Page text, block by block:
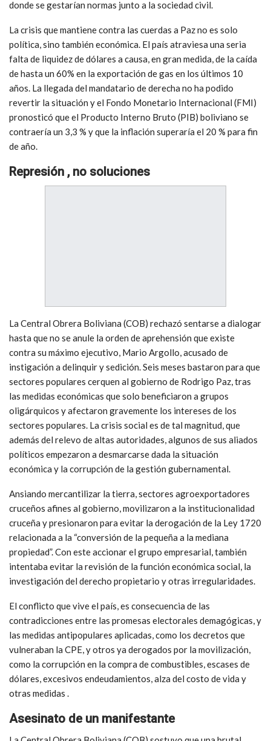
donde se gestarían normas junto a la sociedad civil.
La crisis que mantiene contra las cuerdas a Paz no es solo
política, sino también económica. El país atraviesa una seria
falta de liquidez de dólares a causa, en gran medida, de la caída
de hasta un 60% en la exportación de gas en los últimos 10
años. La llegada del mandatario de derecha no ha podido
revertir la situación y el Fondo Monetario Internacional (FMI)
pronosticó que el Producto Interno Bruto (PIB) boliviano se
contraería un 3,3 % y que la inflación superaría el 20 % para fin
de año.
Represión , no soluciones
La Central Obrera Boliviana (COB) rechazó sentarse a dialogar
hasta que no se anule la orden de aprehensión que existe
contra su máximo ejecutivo, Mario Argollo, acusado de
instigación a delinquir y sedición. Seis meses bastaron para que
sectores populares cerquen al gobierno de Rodrigo Paz, tras
las medidas económicas que solo beneficiaron a grupos
oligárquicos y afectaron gravemente los intereses de los
sectores populares. La crisis social es de tal magnitud, que
además del relevo de altas autoridades, algunos de sus aliados
políticos empezaron a desmarcarse dada la situación
económica y la corrupción de la gestión gubernamental.
Ansiando mercantilizar la tierra, sectores agroexportadores
cruceños afines al gobierno, movilizaron a la institucionalidad
cruceña y presionaron para evitar la derogación de la Ley 1720
relacionada a la “conversión de la pequeña a la mediana
propiedad”. Con este accionar el grupo empresarial, también
intentaba evitar la revisión de la función económica social, la
investigación del derecho propietario y otras irregularidades.
El conflicto que vive el país, es consecuencia de las
contradicciones entre las promesas electorales demagógicas, y
las medidas antipopulares aplicadas, como los decretos que
vulneraban la CPE, y otros ya derogados por la movilización,
como la corrupción en la compra de combustibles, escases de
dólares, excesivos endeudamientos, alza del costo de vida y
otras medidas .
Asesinato de un manifestante